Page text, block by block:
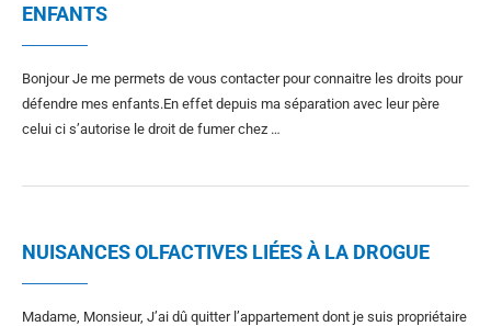
ENFANTS
Bonjour Je me permets de vous contacter pour connaitre les droits pour
défendre mes enfants.En effet depuis ma séparation avec leur père
celui ci s’autorise le droit de fumer chez …
NUISANCES OLFACTIVES LIÉES À LA DROGUE
Madame, Monsieur, J’ai dû quitter l’appartement dont je suis propriétaire